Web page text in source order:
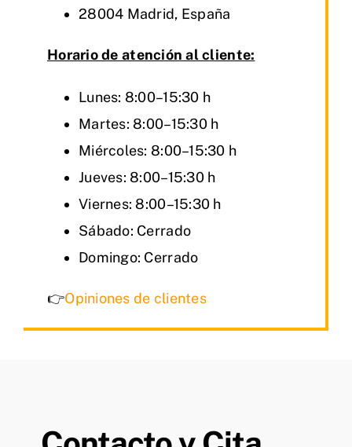
28004 Madrid, España
Horario de atención al cliente:
Lunes: 8:00–15:30 h
Martes: 8:00–15:30 h
Miércoles: 8:00–15:30 h
Jueves: 8:00–15:30 h
Viernes: 8:00–15:30 h
Sábado: Cerrado
Domingo: Cerrado
👉Opiniones de clientes